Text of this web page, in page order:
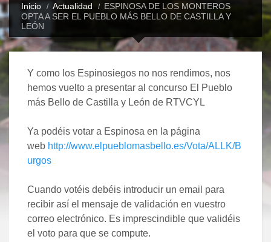
Inicio Actualidad
ESPINOSA DE LOS MONTEROS
OPTA A SER EL PUEBLO MÁS BELLO DE CASTILLA Y
LEÓN
Y como los Espinosiegos no nos rendimos, nos
hemos vuelto a presentar al concurso El Pueblo
más Bello de Castilla y León de RTVCYL
Ya podéis votar a Espinosa en la página
web http://www.elpueblomasbello.es/Vota/ALLK/B
urgos
Cuando votéis debéis introducir un email para
recibir así el mensaje de validación en vuestro
correo electrónico. Es imprescindible que validéis
el voto para que se compute.